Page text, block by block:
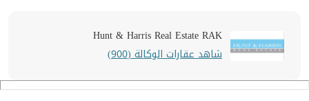
Hunt & Harris Real Estate RAK
شاهد عقارات الوكالة (900)